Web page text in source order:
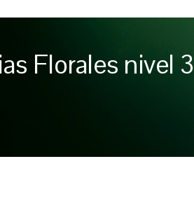
Florales nivel 3